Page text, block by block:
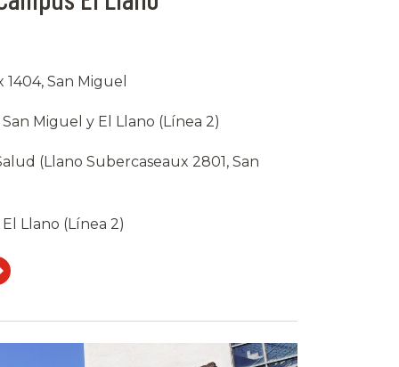
San Miguel
San Miguel y El Llano (Línea 2)
(Llano Subercaseaux 2801, San
El Llano (Línea 2)